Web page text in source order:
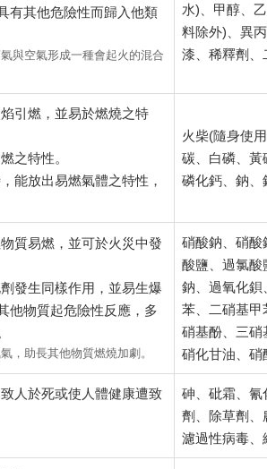
有其他危險性而歸入他類
與空氣形成一種會起火的混合
水)、甲醇、
料除外)、異
漆、稀釋劑、
引燃，並易於燃燒之特
之特性。
能放出易燃氣體之特性，
火柴(隨身使
碳、白磷、黃
磷化鈣、鈉、
質易燃，並可於火災中發
發生同樣作用，並易生爆
他物質起危險性反應，多
，助長其他物質燃燒加劇。
硝酸鈉、硝酸
酸鹽、過氯酸
鈉、過氧化鋇
苯、二硝基甲
硝基酚、三硝
硝化甘油、硝
人於死或使人體健康遭致
砷、砒霜、氰
劑、除草劑、
濾過性病毒、